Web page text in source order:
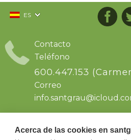
Acerca de las cookies en
ES
Contacto
Teléfono
600.447.153
Correo
info.santgrau@
Dirección
Sant Grau s/n. Ctra de